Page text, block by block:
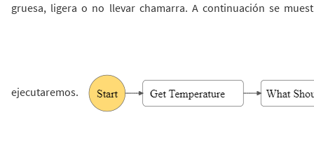
gruesa, ligera o no llevar chamarra. A continuación se
ejecutaremos.